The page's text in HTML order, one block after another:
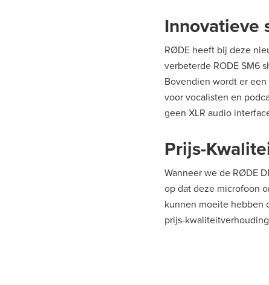
Innovatieve
RØDE heeft bij deze
verbeterde RODE SM6
Bovendien wordt er
voor vocalisten en
geen XLR audio
Prijs-
Wanneer we de RØDE
op dat deze microfoon
kunnen moeite hebben
prijs-